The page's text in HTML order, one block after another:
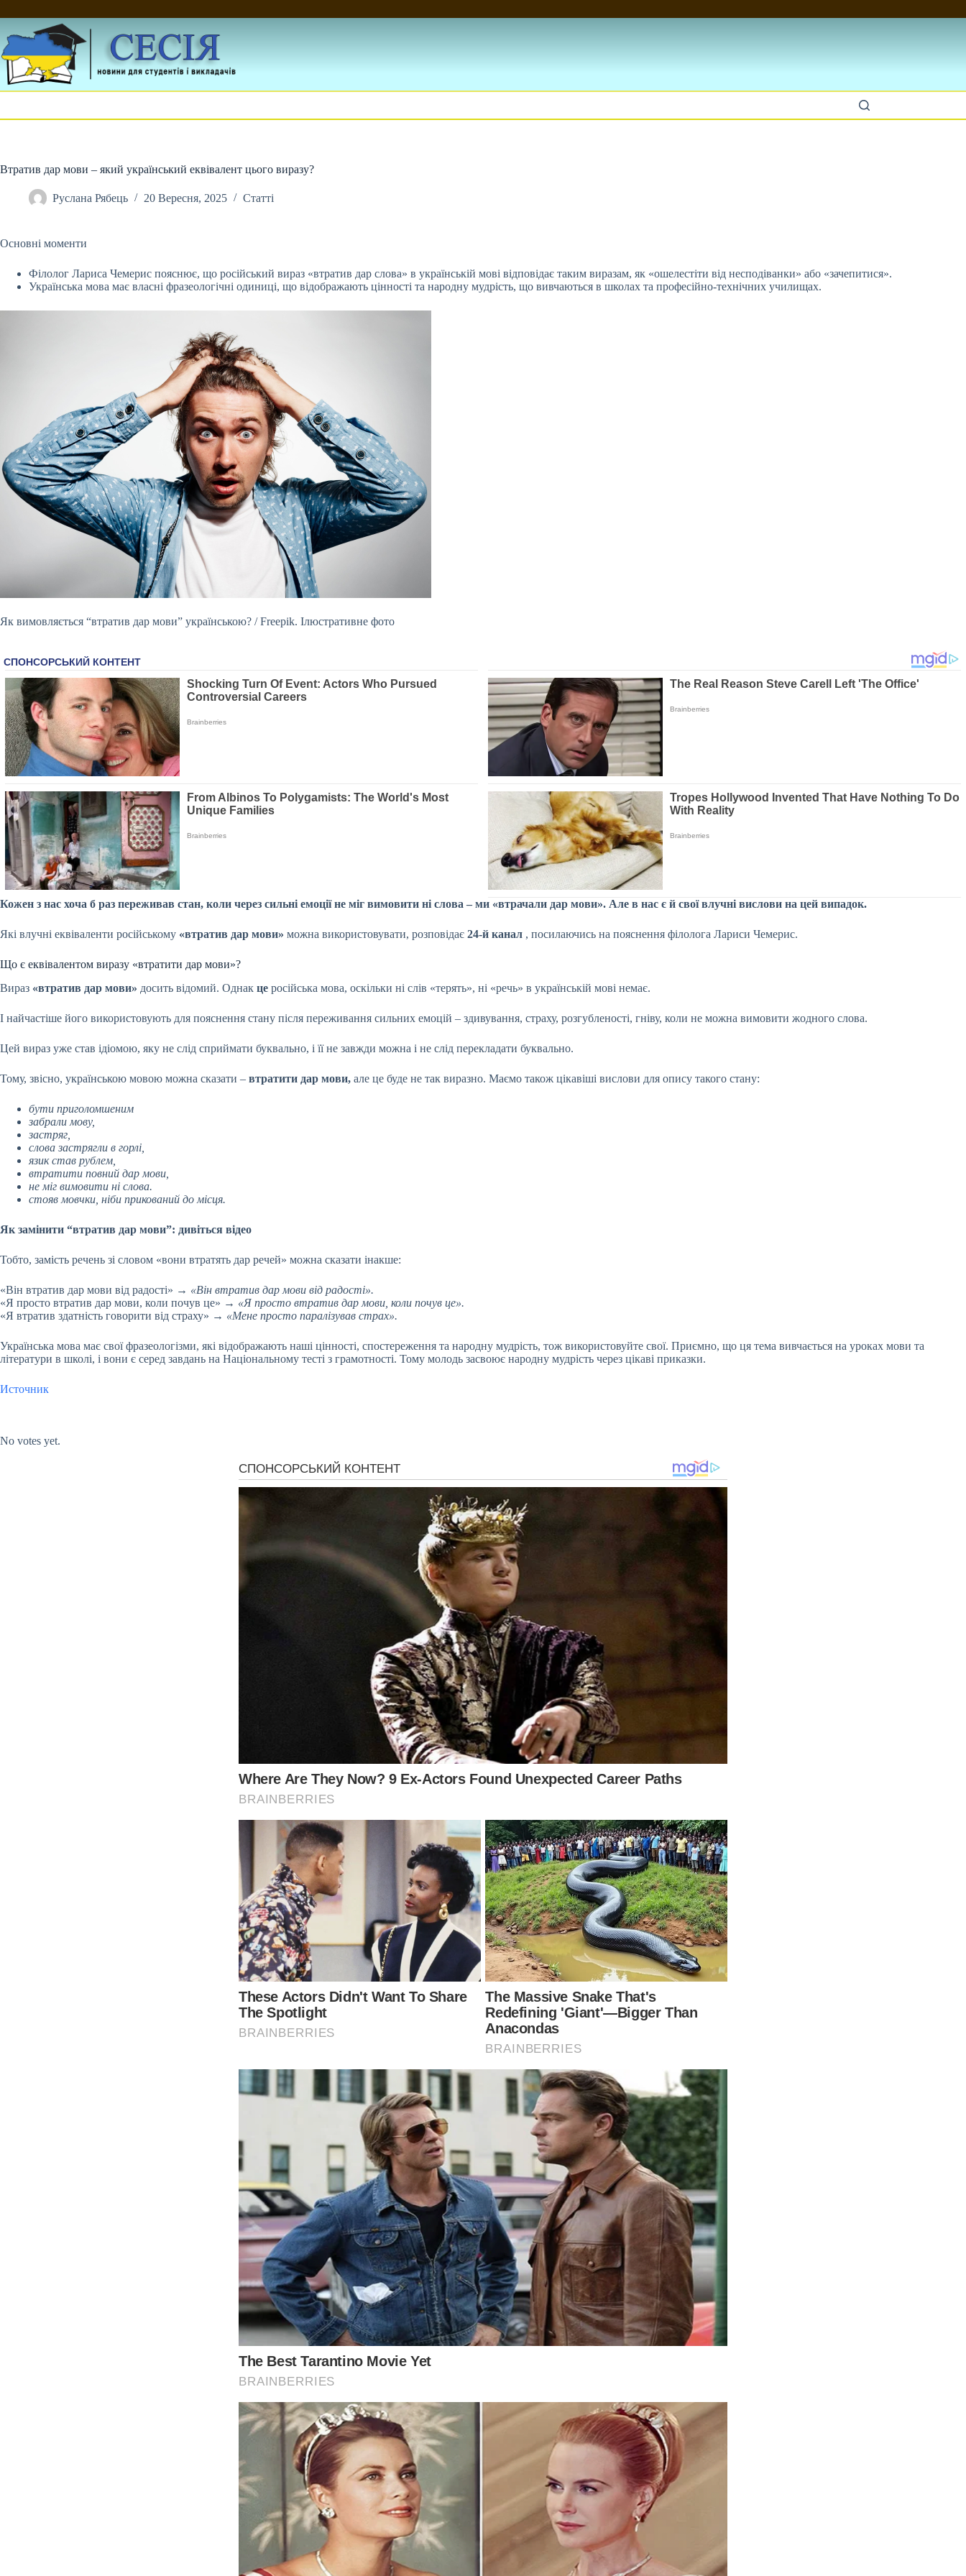
до
Втратив дар мови – який український еквівалент цього виразу?
Руслана Рябець 20 Вересня, 2025 Статті
Основні моменти
Філолог Лариса Чемерис пояснює, що російський вираз «втратив дар слова» в українській мові відповідає таким виразам, як «ошелестіти від несподіванки» або «зачепитися».
Українська мова має власні фразеологічні одиниці, що відображають цінності та народну мудрість, що вивчаються в школах та професійно-технічних училищах.
Як вимовляється “втратив дар мови” українською? / Freepik. Ілюстративне фото
Кожен з нас хоча б раз переживав стан, коли через сильні емоції не міг вимовити ні слова – ми «втрачали дар мови». Але в нас є й свої влучні вислови на цей випадок.
Які влучні еквіваленти російському «втратив дар мови» можна використовувати, розповідає 24-й канал , посилаючись на пояснення філолога Лариси Чемерис.
Що є еквівалентом виразу «втратити дар мови»?
Вираз «втратив дар мови» досить відомий. Однак це російська мова, оскільки ні слів «терять», ні «речь» в українській мові немає.
І найчастіше його використовують для пояснення стану після переживання сильних емоцій – здивування, страху, розгубленості, гніву, коли не можна вимовити жодного слова.
Цей вираз уже став ідіомою, яку не слід сприймати буквально, і її не завжди можна і не слід перекладати буквально.
Тому, звісно, українською мовою можна сказати – втратити дар мови, але це буде не так виразно. Маємо також цікавіші вислови для опису такого стану:
бути приголомшеним
забрали мову,
застряг,
слова застрягли в горлі,
язик став рублем,
втратити повний дар мови,
не міг вимовити ні слова.
стояв мовчки, ніби прикований до місця.
Як замінити “втратив дар мови”: дивіться відео
Тобто, замість речень зі словом «вони втратять дар речей» можна сказати інакше:
«Він втратив дар мови від радості» → «Він втратив дар мови від радості».
«Я просто втратив дар мови, коли почув це» → «Я просто втратив дар мови, коли почув це».
«Я втратив здатність говорити від страху» → «Мене просто паралізував страх».
Українська мова має свої фразеологізми, які відображають наші цінності, спостереження та народну мудрість, тож використовуйте свої. Приємно, що ця тема вивчається на уроках мови та
літератури в школі, і вони є серед завдань на Національному тесті з грамотності. Тому молодь засвоює народну мудрість через цікаві приказки.
Источник
No votes yet.